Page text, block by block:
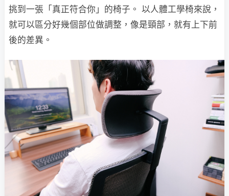
挑到一張「真正符合你」的椅子。 以人體工學椅來說，
就可以區分好幾個部位做調整，像是頸部，就有上下前
後的差異。